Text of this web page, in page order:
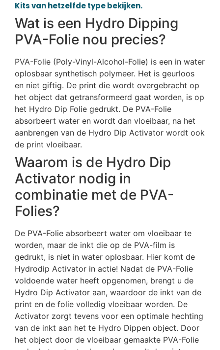
Kits van hetzelfde type bekijken.
Wat is een Hydro Dipping
PVA-Folie nou precies?
PVA-Folie (Poly-Vinyl-Alcohol-Folie) is een in water
oplosbaar synthetisch polymeer. Het is geurloos
en niet giftig. De print die wordt overgebracht op
het object dat getransformeerd gaat worden, is op
het Hydro Dip Folie gedrukt. De PVA-Folie
absorbeert water en wordt dan vloeibaar, na het
aanbrengen van de Hydro Dip Activator wordt ook
de print vloeibaar.
Waarom is de Hydro Dip
Activator nodig in
combinatie met de PVA-
Folies?
De PVA-Folie absorbeert water om vloeibaar te
worden, maar de inkt die op de PVA-film is
gedrukt, is niet in water oplosbaar. Hier komt de
Hydrodip Activator in actie! Nadat de PVA-Folie
voldoende water heeft opgenomen, brengt u de
Hydro Dip Activator aan, waardoor de inkt van de
print en de folie volledig vloeibaar worden. De
Activator zorgt tevens voor een optimale hechting
van de inkt aan het te Hydro Dippen object. Door
het object door de vloeibaar gemaakte PVA-Folie